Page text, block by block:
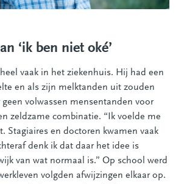
‘ik ben niet oké’
vaak in het ziekenhuis. Hij had een
en als zijn melktanden uit zouden
volwassen mensentanden voor
zeldzame combinatie. “Ik voelde me
Stagiaires en doctoren kwamen vaak
denk ik dat daar het idee is
van wat normaal is.” Op school werd
volgden afwijzingen elkaar op.